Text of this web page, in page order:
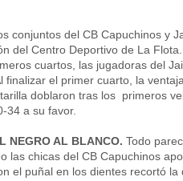
conjuntos del CB Capuchinos y
del Centro Deportivo de La
cuartos, las jugadoras del
finalizar el primer cuarto, la
doblaron tras los primeros
34 a su favor.
NEGRO AL BLANCO. Todo
las chicas del CB Capuchinos
el puñal en los dientes recortó